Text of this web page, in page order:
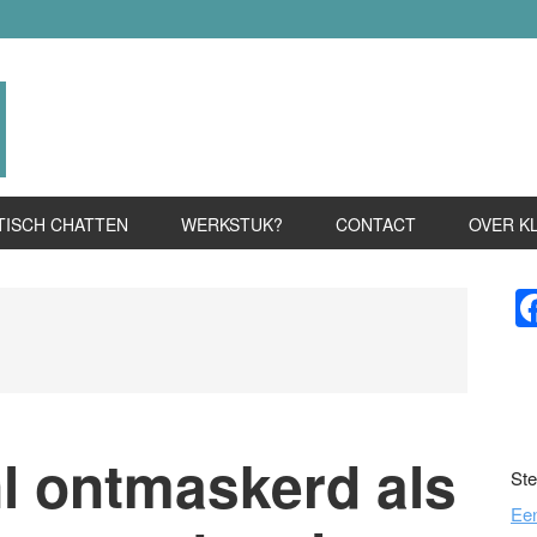
CHATTEN WERKSTUK? CONTACT OVER
ontmaskerd als